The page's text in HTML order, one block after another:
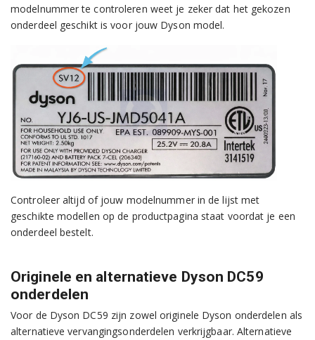
modelnummer te controleren weet je zeker dat het gekozen
onderdeel geschikt is voor jouw Dyson model.
Controleer altijd of jouw modelnummer in de lijst met
geschikte modellen op de productpagina staat voordat je een
onderdeel bestelt.
Originele en alternatieve Dyson DC59
onderdelen
Voor de Dyson DC59 zijn zowel originele Dyson onderdelen als
alternatieve vervangingsonderdelen verkrijgbaar. Alternatieve